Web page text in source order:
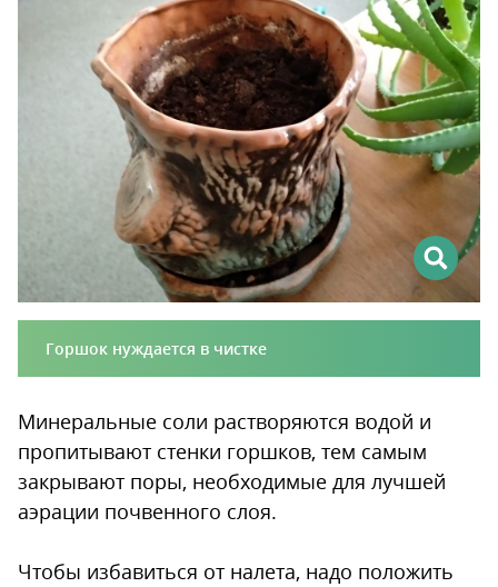
Горшок нуждается в чистке
Минеральные соли растворяются водой и
пропитывают стенки горшков, тем самым
закрывают поры, необходимые для лучшей
аэрации почвенного слоя.
Чтобы избавиться от налета, надо положить